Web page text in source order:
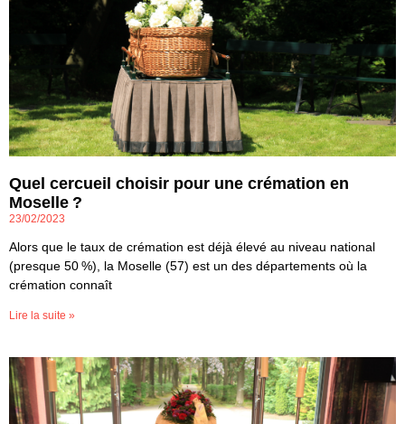
Quel cercueil choisir pour une crémation en
Moselle ?
23/02/2023
Alors que le taux de crémation est déjà élevé au niveau national
(presque 50 %), la Moselle (57) est un des départements où la
crémation connaît
Lire la suite »